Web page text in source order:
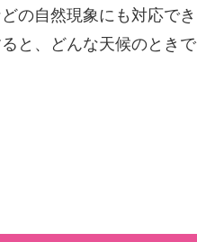
の自然現象にも対応でき
と、どんな天候のときで